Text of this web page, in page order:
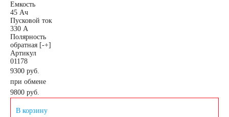
Емкость
45 Ач
Пусковой ток
330 А
Полярность
обратная [-+]
Артикул
01178
9300 руб.
при обмене
9800 руб.
В корзину